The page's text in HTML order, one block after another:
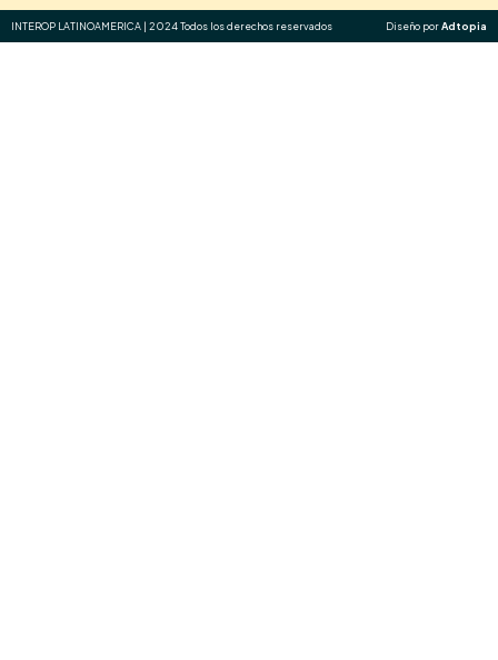
INTEROP LATINOAMERICA | 2024 Todos los derechos reservados Diseño porAdtopia